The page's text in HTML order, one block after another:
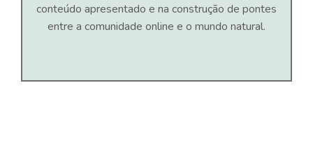
conteúdo apresentado e na construção de pontes
entre a comunidade online e o mundo natural.